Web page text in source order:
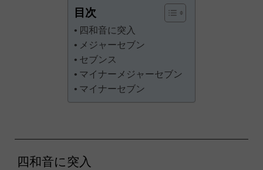
目次
四和音に突入
メジャーセブン
セブンス
マイナーメジャーセブン
マイナーセブン
四和音に突入